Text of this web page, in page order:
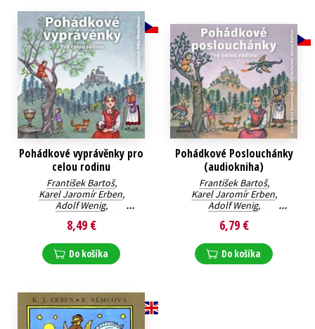
Technické vedy
Učebnice
Výchova a pedagogika
Young adult
Young adult (SK)
Zdravie a životný štýl
Všetky tituly
Pohádkové vyprávěnky pro
celou rodinu
František Bartoš,
Karel Jaromír Erben,
Adolf Wenig,
Božena Němcová ,
Václav Beneš Třebízský
8,49 €
Do košíka
Pohádkové Poslouchánky
(audiokniha)
František Bartoš,
Karel Jaromír Erben,
Adolf Wenig,
Božena Němcová ,
Václav Beneš Třebízský
6,79 €
Do košíka